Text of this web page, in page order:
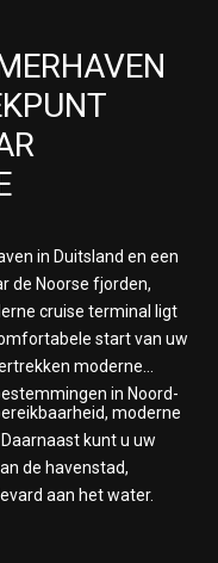
in Duitsland en een
de Noorse fjorden,
cruise terminal ligt
start van uw
moderne
in Noord-
moderne
kunt u uw
de havenstad,
aan het water.